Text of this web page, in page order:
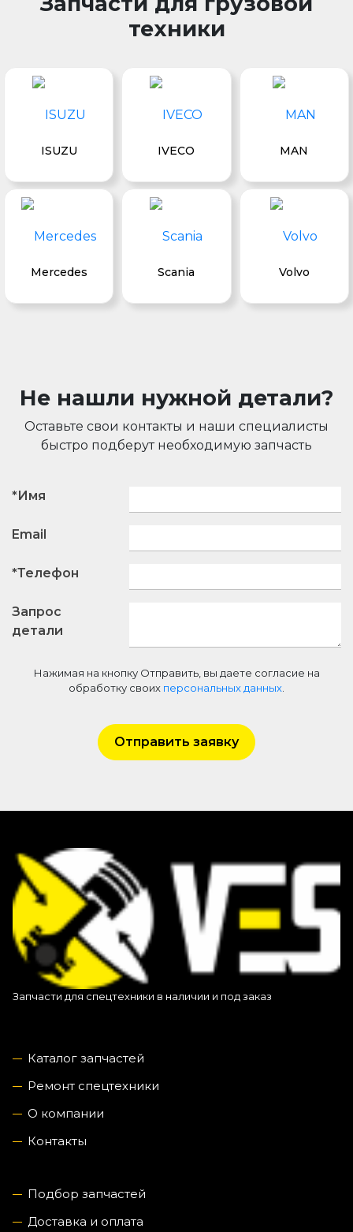
техники
ISUZU IVECO MAN
Mercedes Scania Volvo
Не нашли нужной детали?
Оставьте свои контакты и наши специалисты
быстро подберут необходимую запчасть
*Имя
Email
*Телефон
Запрос
детали
Нажимая на кнопку Отправить, вы даете согласие на
обработку своих персональных данных.
Отправить заявку
Запчасти для спецтехники в наличии и под заказ
Каталог запчастей
Ремонт спецтехники
О компании
Контакты
Подбор запчастей
Доставка и оплата